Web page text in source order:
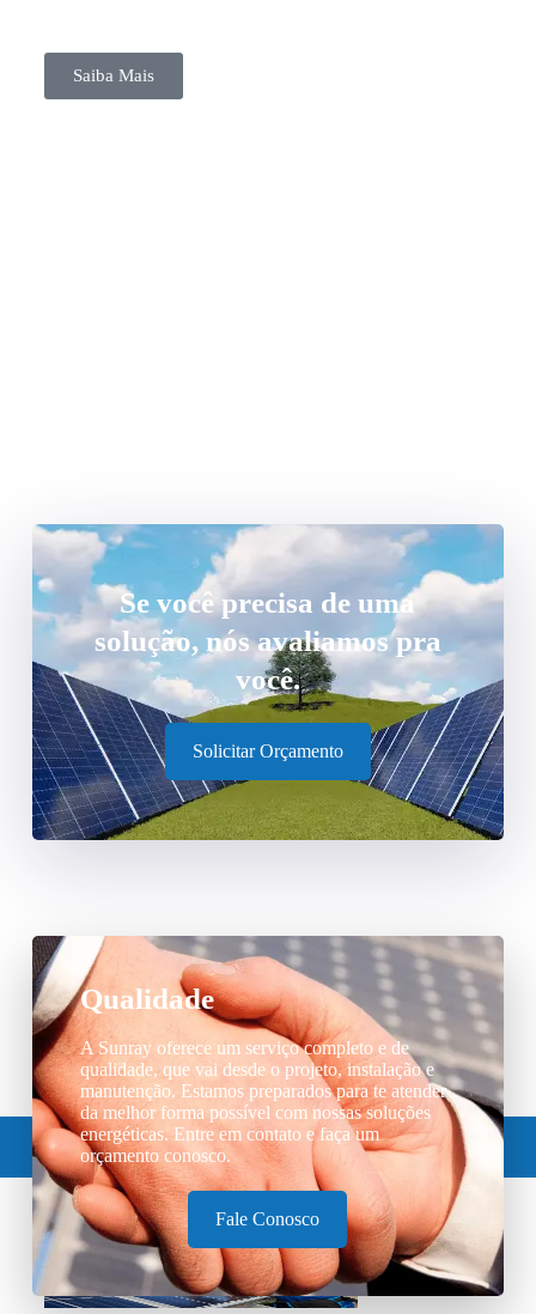
Saiba Mais
Se você precisa de uma
solução, nós avaliamos pra
você.
Solicitar Orçamento
Qualidade
A Sunray oferece um serviço completo e de
qualidade, que vai desde o projeto, instalação e
manutenção. Estamos preparados para te atender
da melhor forma possível com nossas soluções
energéticas. Entre em contato e faça um
orçamento conosco.
Fale Conosco